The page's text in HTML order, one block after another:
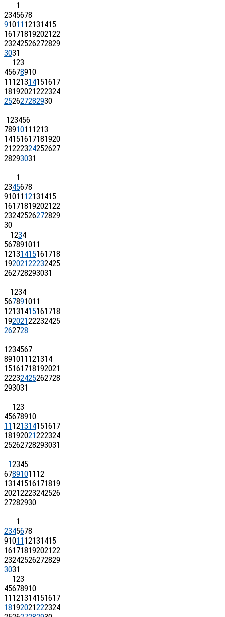
1
2345678
91011 12131415
16171819202122
23242526272829
3031
123
45678910
11 121314151617
18192021222324
252627282930
123456
7891011 1213
14151617181920
21222324252627
28293031
1
2345678
91011 12131415
16171819202122
23242526272829
30
1234
567891011
12131415161718
19202122232425
262728293031
1234
567891011
12131415161718
19202122232425
262728
1234567
891011 121314
15161718192021
22232425262728
293031
123
45678910
11 121314151617
18192021222324
25262728293031
12345
67891011 12
13141516171819
20212223242526
27282930
1
2345678
91011 12131415
16171819202122
23242526272829
3031
123
45678910
11 121314151617
18192021222324